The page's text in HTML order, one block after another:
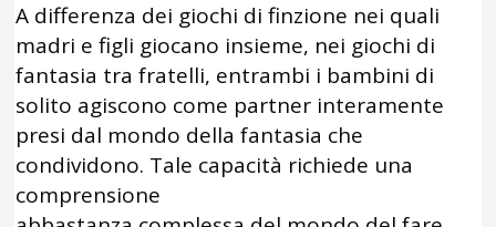
A differenza dei giochi di finzione nei quali
madri e figli giocano insieme, nei giochi di
fantasia tra fratelli, entrambi i bambini di
solito agiscono come partner interamente
presi dal mondo della fantasia che
condividono. Tale capacità richiede una
comprensione